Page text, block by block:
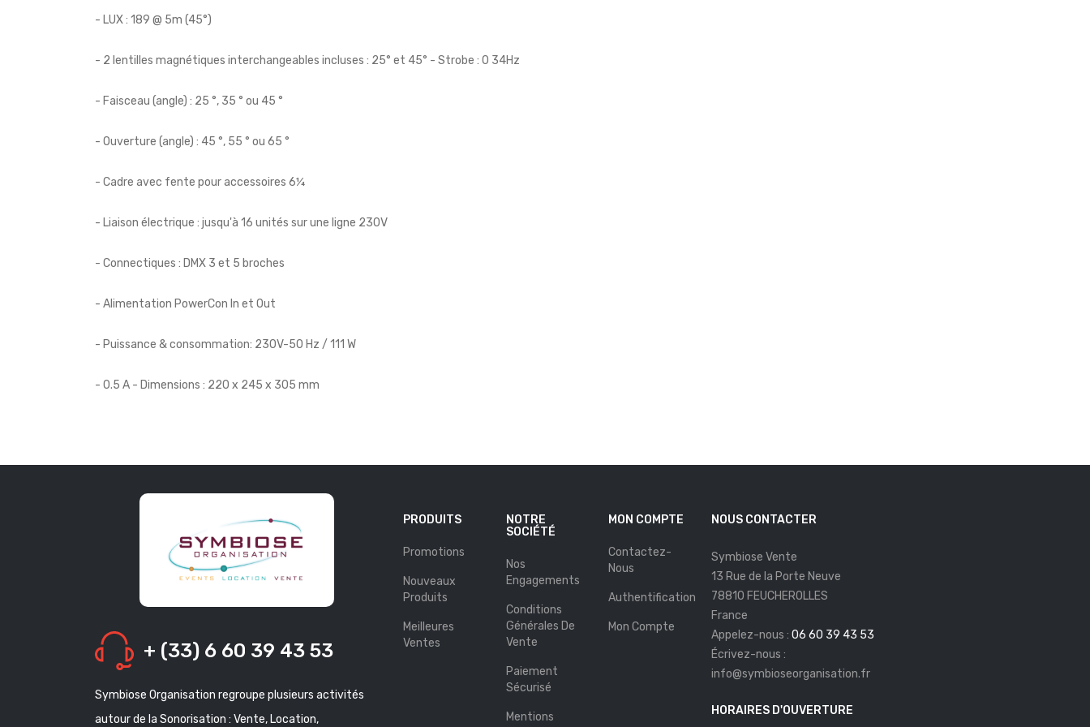
- LUX : 189 @ 5m (45°)
- 2 lentilles magnétiques interchangeables incluses : 25° et 45° - Strobe : 0 34Hz
- Faisceau (angle) : 25 °, 35 ° ou 45 °
- Ouverture (angle) : 45 °, 55 ° ou 65 °
- Cadre avec fente pour accessoires 6¼
- Liaison électrique : jusqu'à 16 unités sur une ligne 230V
- Connectiques : DMX 3 et 5 broches
- Alimentation PowerCon In et Out
- Puissance & consommation: 230V-50 Hz / 111 W
- 0.5 A - Dimensions : 220 x 245 x 305 mm
+ (33) 6 60 39 43 53
Symbiose Organisation regroupe plusieurs activités
autour de la Sonorisation : Vente, Location,
PRODUITS
Promotions
Nouveaux
Produits
Meilleures
Ventes
NOTRE
SOCIÉTÉ
Nos
Engagements
Conditions
Générales De
Vente
Paiement
Sécurisé
Mentions
MON COMPTE
Contactez-
Nous
Authentification
Mon Compte
NOUS CONTACTER
Symbiose Vente
13 Rue de la Porte Neuve
78810 FEUCHEROLLES
France
Appelez-nous : 06 60 39 43 53
Écrivez-nous :
info@symbioseorganisation.fr
HORAIRES D'OUVERTURE